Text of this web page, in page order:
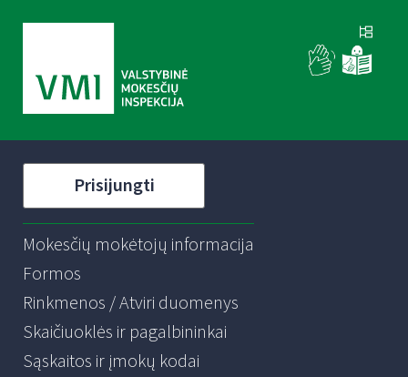
Prisijungti
Mokesčių mokėtojų informacija
Formos
Rinkmenos / Atviri duomenys
Skaičiuoklės ir pagalbininkai
Sąskaitos ir įmokų kodai